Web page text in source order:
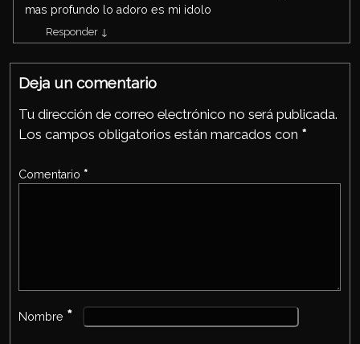
mas profundo lo adoro es mi idolo
Responder ↓
Deja un comentario
Tu dirección de correo electrónico no será publicada.
Los campos obligatorios están marcados con *
Comentario *
Nombre *